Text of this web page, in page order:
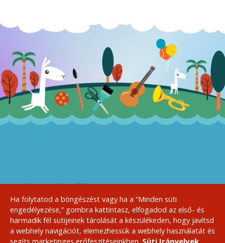
SajtóHázirend, ÁSZFKapcsolatSzponzoroknak
A Sziget Kulturális
Szervezőiroda bemutatja:
Ha folytatod a böngészést vagy ha a “Minden süti
engedélyezése,” gombra kattintasz, elfogadod az első- és
harmadik fél sütijeinek tárolását a készülékeden, hogy javítsd
a webhely navigációt, elemezhessük a webhely használatát és
segíts marketinges erőfeszítéseinkben. Süti Irányelvek